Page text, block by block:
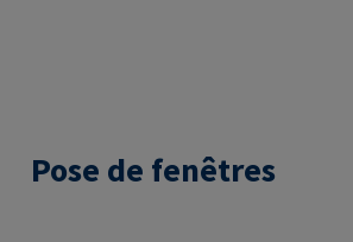
Pose de fenêtres